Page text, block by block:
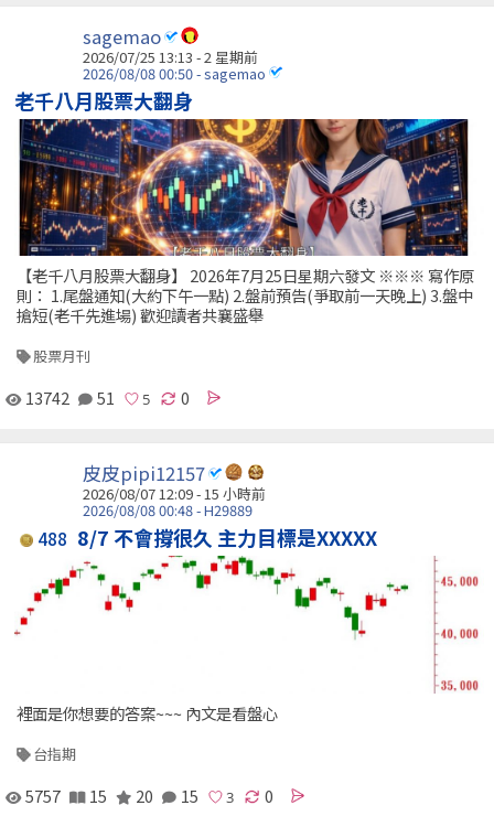
sagemao
2026/07/25 13:13 - 2 星期前
2026/08/08 00:50 - sagemao
老千八月股票大翻身
【老千八月股票大翻身】 2026年7月25日星期六發文 ※※※ 寫作原
則： 1.尾盤通知(大約下午一點) 2.盤前預告(爭取前一天晚上) 3.盤中
搶短(老千先進場) 歡迎讀者共襄盛舉
股票月刊
13742 51 0
皮皮pipi12157
2026/08/07 12:09 -15 小時前
2026/08/08 00:48 - H29889
488 8/7 不會撐很久 主力目標是XXXXX
裡面是你想要的答案~~~ 內文是看盤心
台指期
5757 15 20 15 0